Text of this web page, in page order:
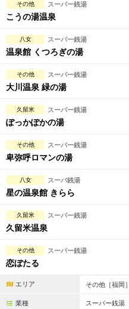
その他 スーパー銭湯
こうの湯温泉
八女 スーパー銭湯
温泉館 くつろぎの湯
その他 スーパー銭湯
大川温泉 緑の湯
久留米 スーパー銭湯
ぽっかぽかの湯
その他 スーパー銭湯
卑弥呼ロマンの湯
八女 スーパ銭湯
星の温泉館 きらら
久留米 スーパー銭湯
久留米温泉
その他 スーパー銭湯
恋ぼたる
エリア その他［福岡］
業種 スーパー銭湯